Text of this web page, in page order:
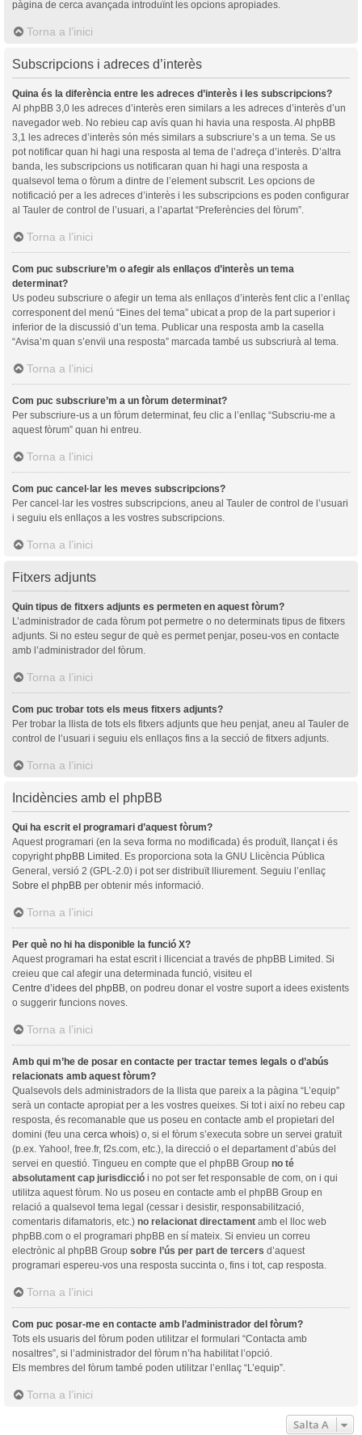
pàgina de cerca avançada introduïnt les opcions apropiades.
Torna a l’inici
Subscripcions i adreces d’interès
Quina és la diferència entre les adreces d’interès i les subscripcions?
Al phpBB 3,0 les adreces d’interès eren similars a les adreces d’interès d’un
navegador web. No rebieu cap avís quan hi havia una resposta. Al phpBB
3,1 les adreces d’interès són més similars a subscriure’s a un tema. Se us
pot notificar quan hi hagi una resposta al tema de l’adreça d’interès. D’altra
banda, les subscripcions us notificaran quan hi hagi una resposta a
qualsevol tema o fòrum a dintre de l’element subscrit. Les opcions de
notificació per a les adreces d’interès i les subscripcions es poden configurar
al Tauler de control de l’usuari, a l’apartat “Preferències del fòrum”.
Torna a l’inici
Com puc subscriure’m o afegir als enllaços d’interès un tema
determinat?
Us podeu subscriure o afegir un tema als enllaços d’interès fent clic a l’enllaç
corresponent del menú “Eines del tema” ubicat a prop de la part superior i
inferior de la discussió d’un tema. Publicar una resposta amb la casella
“Avisa’m quan s’envïi una resposta” marcada també us subscriurà al tema.
Torna a l’inici
Com puc subscriure’m a un fòrum determinat?
Per subscriure-us a un fòrum determinat, feu clic a l’enllaç “Subscriu-me a
aquest fòrum” quan hi entreu.
Torna a l’inici
Com puc cancel·lar les meves subscripcions?
Per cancel·lar les vostres subscripcions, aneu al Tauler de control de l’usuari
i seguiu els enllaços a les vostres subscripcions.
Torna a l’inici
Fitxers adjunts
Quin tipus de fitxers adjunts es permeten en aquest fòrum?
L’administrador de cada fòrum pot permetre o no determinats tipus de fitxers
adjunts. Si no esteu segur de què es permet penjar, poseu-vos en contacte
amb l’administrador del fòrum.
Torna a l’inici
Com puc trobar tots els meus fitxers adjunts?
Per trobar la llista de tots els fitxers adjunts que heu penjat, aneu al Tauler de
control de l’usuari i seguiu els enllaços fins a la secció de fitxers adjunts.
Torna a l’inici
Incidències amb el phpBB
Qui ha escrit el programari d’aquest fòrum?
Aquest programari (en la seva forma no modificada) és produït, llançat i és
copyright phpBB Limited . Es proporciona sota la GNU Llicència Pública
General, versió 2 (GPL-2.0) i pot ser distribuït lliurement. Seguiu l’enllaç
Sobre el phpBB per obtenir més informació.
Torna a l’inici
Per què no hi ha disponible la funció X?
Aquest programari ha estat escrit i llicenciat a través de phpBB Limited. Si
creieu que cal afegir una determinada funció, visiteu el
Centre d’idees del phpBB , on podreu donar el vostre suport a idees existents
o suggerir funcions noves.
Torna a l’inici
Amb qui m’he de posar en contacte per tractar temes legals o d’abús
relacionats amb aquest fòrum?
Qualsevols dels administradors de la llista que pareix a la pàgina “L’equip”
serà un contacte apropiat per a les vostres queixes. Si tot i així no rebeu cap
resposta, és recomanable que us poseu en contacte amb el propietari del
domini (feu una cerca whois) o, si el fòrum s’executa sobre un servei gratuït
(p.ex. Yahoo!, free.fr, f2s.com, etc.), la direcció o el departament d’abús del
servei en questió. Tingueu en compte que el phpBB Group no té
absolutament cap jurisdicció i no pot ser fet responsable de com, on i qui
utilitza aquest fòrum. No us poseu en contacte amb el phpBB Group en
relació a qualsevol tema legal (cessar i desistir, responsabilització,
comentaris difamatoris, etc.) no relacionat directament amb el lloc web
phpBB.com o el programari phpBB en sí mateix. Si envieu un correu
electrònic al phpBB Group sobre l’ús per part de tercers d’aquest
programari espereu-vos una resposta succinta o, fins i tot, cap resposta.
Torna a l’inici
Com puc posar-me en contacte amb l’administrador del fòrum?
Tots els usuaris del fòrum poden utilitzar el formulari “Contacta amb
nosaltres”, si l’administrador del fòrum n’ha habilitat l’opció.
Els membres del fòrum també poden utilitzar l’enllaç “L’equip”.
Torna a l’inici
Salta A